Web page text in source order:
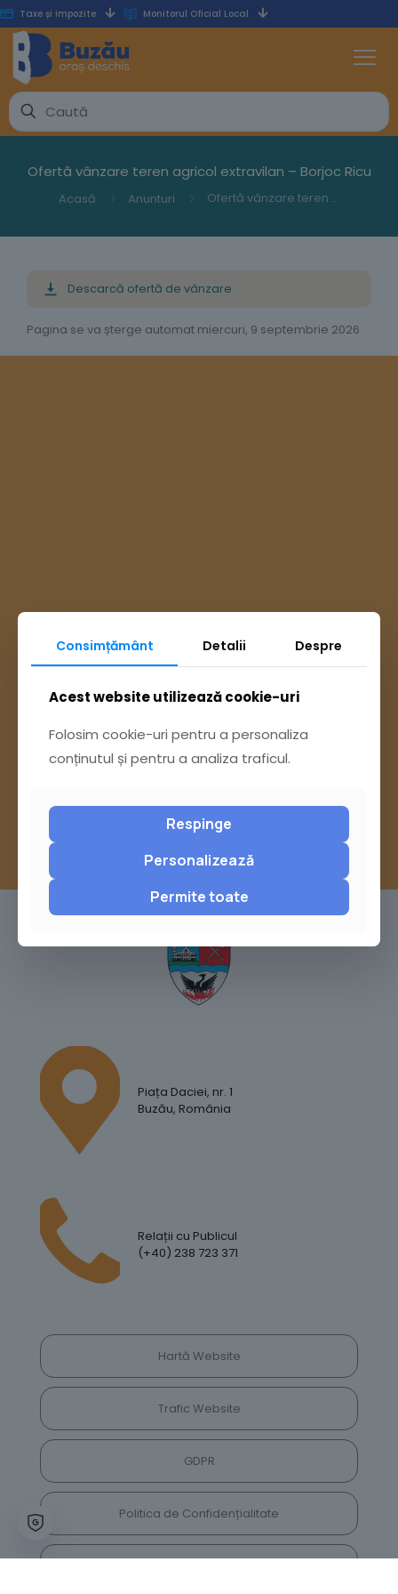
Taxe și impozite Monitorul Oficial Local
Ofertă vânzare teren agricol extravilan – Borjoc Ricu
Acasă Anunturi Ofertă vânzare teren agricol extravilan – Borjoc Ricu
Descarcă ofertă de vânzare
Pagina se va șterge automat miercuri, 9 septembrie 2026
Ai întrebări? Accesează
sau trimite o sesizare pe Buzău City
Piața Daciei, nr. 1
Buzău, România
Relații cu Publicul
(+40) 238 723 371
Hartă Website
Trafic Website
GDPR
Politica de Confidențialitate
Consimțământ Detalii Despre
Acest website utilizează cookie-uri
Folosim cookie-uri pentru a personaliza
conținutul și pentru a analiza traficul.
Respinge
Personalizează
Permite toate